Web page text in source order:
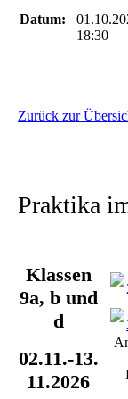
Datum:
18:30
Zurück zur
Praktika
Klassen
9a, b und
d
02.11.-13.
11.2026